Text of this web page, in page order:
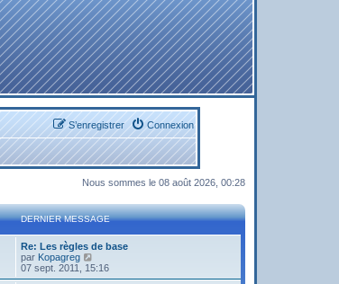
Connexion
S’enregistrer
Nous sommes le 08 août 2026, 00:28
DERNIER MESSAGE
Re: Les règles de base
par Kopagreg
o
i
07 sept. 2011, 15:16